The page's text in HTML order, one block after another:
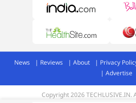
News Reviews About Privacy
Advertise
Copyright 2026 TECHLUSIVE.IN.